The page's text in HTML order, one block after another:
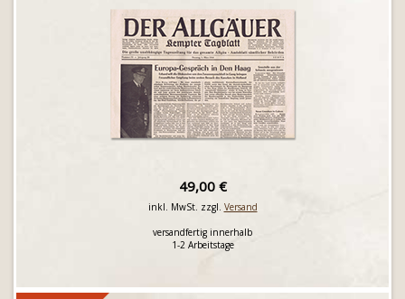
49,00 €
inkl. MwSt. zzgl. Versand
versandfertig innerhalb
1-2 Arbeitstage